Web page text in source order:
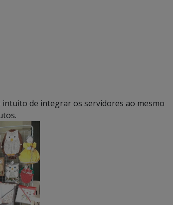
de integrar os servidores ao mesmo